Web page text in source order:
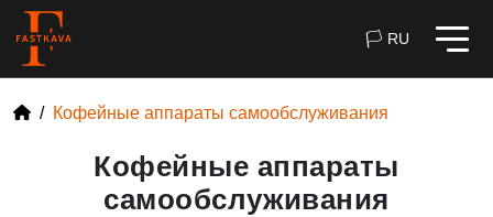
🏳 RU
Кофейные аппараты самообслуживания
Кофейные аппараты
самообслуживания